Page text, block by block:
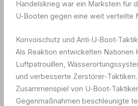
Handelskrieg war ein Markstein für
U‑Booten gegen eine weit verteilte
Konvoischutz und
Als Reaktion entwickelten Nationen
Luftpatrouillen,
und verbesserte
Zusammenspiel von
Gegenmaßnahmen beschleunigte